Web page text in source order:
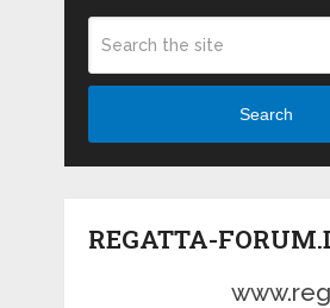
Search
REGATTA-